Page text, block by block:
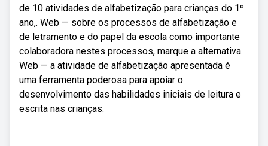
de 10 atividades de alfabetização para crianças do 1º
ano,. Web — sobre os processos de alfabetização e
de letramento e do papel da escola como importante
colaboradora nestes processos, marque a alternativa.
Web — a atividade de alfabetização apresentada é
uma ferramenta poderosa para apoiar o
desenvolvimento das habilidades iniciais de leitura e
escrita nas crianças.